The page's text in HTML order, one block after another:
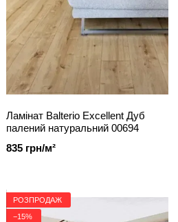
Ламінат Balterio Excellent Дуб
палений натуральний 00694
835 грн/м²
РОЗПРОДАЖ
−15%